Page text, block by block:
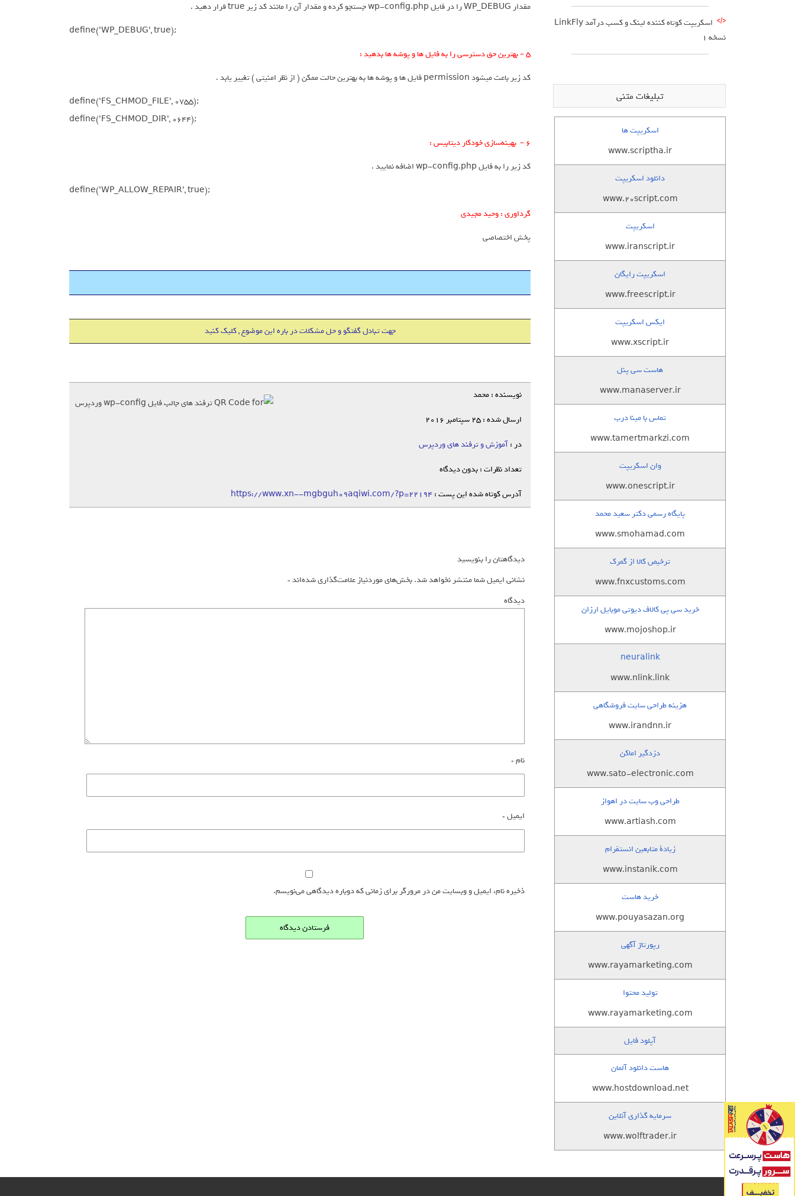
مقدار WP_DEBUG را در فایل wp-config.php جستجو کرده و مقدار آن را مانند کد زیر true قرار دهید .
define('WP_DEBUG', true);
5 – بهترین حق دسترسی را به فایل ها و پوشه ها بدهید :
کد زیر باعث میشود permission فایل ها و پوشه ها به بهترین حالت ممکن ( از نظر امنیتی ) تغییر یابد .
define('FS_CHMOD_FILE', 0755);
define('FS_CHMOD_DIR', 0644);
6 – بهینه‌سازی خودکار دیتابیس :
کد زیر را به فایل wp-config.php اضافه نمایید .
define('WP_ALLOW_REPAIR', true);
گرداوری : وحید مجیدی
پخش اختصاصی
جهت تبادل گفتگو و حل مشکلات در باره این موضوع , کلیک کنید
نویسنده : محمد
ارسال شده : 25 سپتامبر 2016
در :آموزش و ترفند های وردپرس
تعداد نظرات : بدون دیدگاه
آدرس کوتاه شده این پست :https://www.xn--mgbguh09aqiwi.com/?p=22194
دیدگاهتان را بنویسید
نشانی ایمیل شما منتشر نخواهد شد.بخش‌های موردنیاز علامت‌گذاری شده‌اند*
دیدگاه
نام*
ایمیل*
ذخیره نام، ایمیل و وبسایت من در مرورگر برای زمانی که دوباره دیدگاهی می‌نویسم.
اسکریپت کوتاه کننده لینک و کسب درآمد LinkFly
نسخه 1
تبلیغات متنی
اسکریپت ها
www.scriptha.ir
دانلود اسکریپت
www.20script.com
اسکریپت
www.iranscript.ir
اسکریپت رایگان
www.freescript.ir
ایکس اسکریپت
www.xscript.ir
هاست سی پنل
www.manaserver.ir
تماس با مینا درب
www.tamertmarkzi.com
وان اسکریپت
www.onescript.ir
پایگاه رسمی دکتر سعید محمد
www.smohamad.com
ترخیص کالا از گمرک
www.fnxcustoms.com
خرید سی پی کالاف دیوتی موبایل ارزان
www.mojoshop.ir
neuralink
www.nlink.link
هزینه طراحی سایت فروشگاهی
www.irandnn.ir
دزدگیر اماکن
www.sato-electronic.com
طراحی وب سایت در اهواز
www.artiash.com
زيادة متابعين انستقرام
www.instanik.com
خرید هاست
www.pouyasazan.org
رپورتاژ آگهی
www.rayamarketing.com
تولید محتوا
www.rayamarketing.com
آپلود فایل
هاست دانلود آلمان
www.hostdownload.net
سرمایه گذاری آنلاین
www.wolftrader.ir